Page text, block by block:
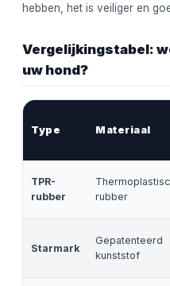
hebben, het is veiliger en
Vergelijkingstabel:
uw hond?
Type Materiaal
TPR-
rubber
rubber
Starmark
Gepatenteerd
kunststof